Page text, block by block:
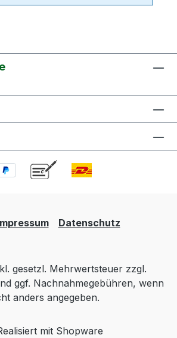
Datenschutz
gesetzl. Mehrwertsteuer zzgl.
ggf. Nachnahmegebühren, wenn
anders angegeben.
mit Shopware